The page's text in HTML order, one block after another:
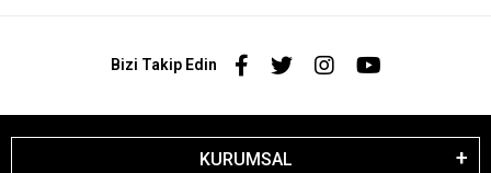
Bizi Takip Edin
KURUMSAL